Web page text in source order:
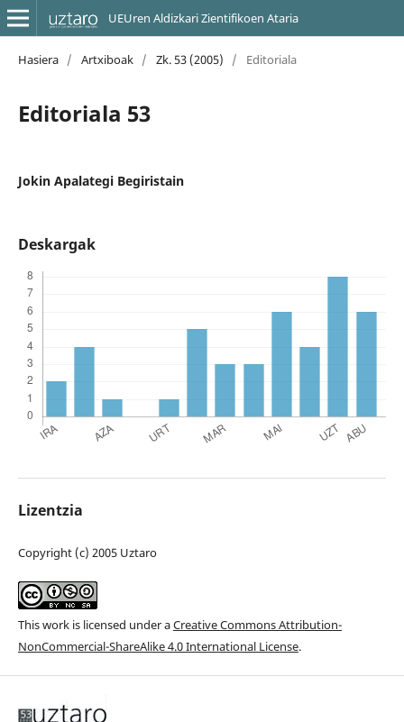
UEUren Aldizkari Zientifikoen Ataria
Hasiera / Artxiboak / Zk. 53 (2005) / Editoriala
Editoriala 53
Jokin Apalategi Begiristain
Deskargak
Lizentzia
Copyright (c) 2005 Uztaro
This work is licensed under aCreative Commons Attribution-
NonCommercial-ShareAlike 4.0 International License.